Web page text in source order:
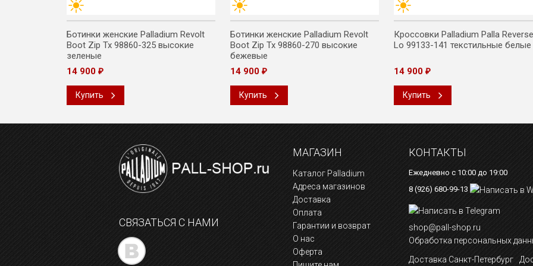
Ботинки женские Palladium Revolt
Boot Zip Tx 98860-325 высокие
зеленые
14 900 ₽
Купить
Ботинки женские Palladium Revolt
Boot Zip Tx 98860-270 высокие
бежевые
14 900 ₽
Купить
Кроссовки Palladium Palla Reverse
Lo 99133-141 текстильные белые
14 900 ₽
Купить
СВЯЗАТЬСЯ С НАМИ
МАГАЗИН
Каталог Palladium
Адреса магазинов
Доставка
Оплата
Гарантии и возврат
О нас
Оферта
КОНТАКТЫ
Ежедневно с 10:00 до 19:00
8 (926) 680-99-13
shop@pall-shop.ru
Обработка персональных
Доставка Санкт-Петербург